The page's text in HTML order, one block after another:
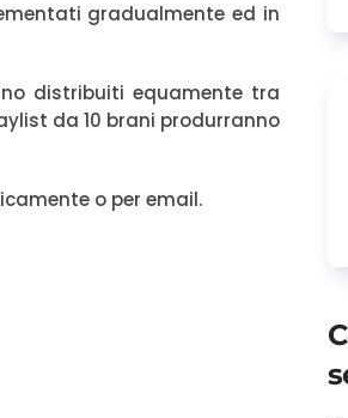
gradualmente ed in
distribuiti equamente tra
da 10 brani produrranno
o per email.